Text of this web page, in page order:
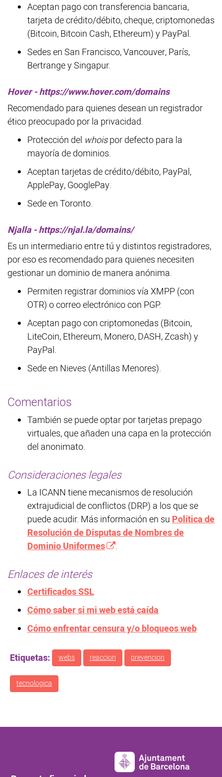
Aceptan pago con transferencia bancaria,
tarjeta de crédito/débito, cheque, criptomonedas
(Bitcoin, Bitcoin Cash, Ethereum) y PayPal.
Sedes en San Francisco, Vancouver, París,
Bertrange y Singapur.
Hover - https://www.hover.com/domains
Recomendado para quienes desean un registrador
ético preocupado por la privacidad.
Protección del whoispor defecto para la
mayoría de dominios.
Aceptan tarjetas de crédito/débito, PayPal,
ApplePay, GooglePay.
Sede en Toronto.
Njalla - https://njal.la/domains/
Es un intermediario entre tú y distintos registradores,
por eso es recomendado para quienes necesiten
gestionar un dominio de manera anónima.
Permiten registrar dominios vía XMPP (con
OTR) o correo electrónico con PGP.
Aceptan pago con criptomonedas (Bitcoin,
LiteCoin, Ethereum, Monero, DASH, Zcash) y
PayPal.
Sede en Nieves (Antillas Menores).
Comentarios
También se puede optar por tarjetas prepago
virtuales, que añaden una capa en la protección
del anonimato.
Consideraciones legales
La ICANN tiene mecanismos de resolución
extrajudicial de conflictos (DRP) a los que se
puede acudir. Más información en suPolítica de
Resolución de Disputas de Nombres de
Dominio Uniformes
.
Enlaces de interés
Certificados SSL
Cómo saber si mi web está caída
Cómo enfrentar censura y/o bloqueos web
Etiquetas: webs reaccion prevencion
tecnologica